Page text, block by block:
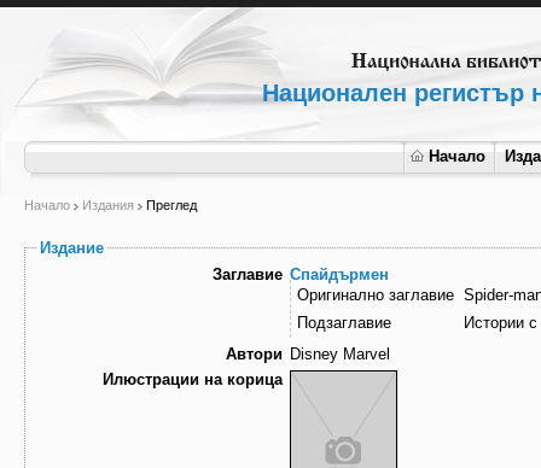
Национален регистър
Начало
Начало Издания Преглед
Издание
Заглавие Спайдърмен
Оригинално заглавие Spider-
Подзаглавие
Истории
Автори Disney Marvel
Илюстрации на корица